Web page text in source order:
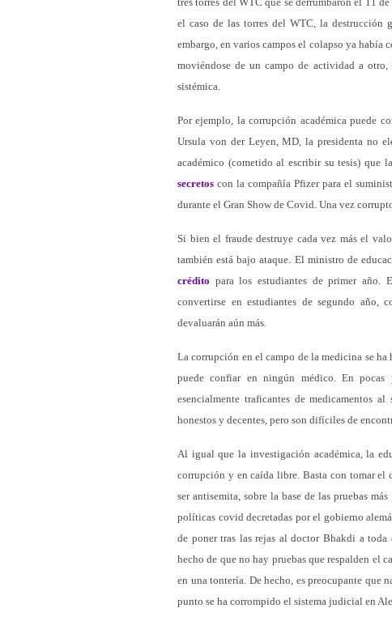
el caso de las torres del WTC, la destrucción
embargo, en varios campos el colapso ya había
moviéndose de un campo de actividad a
sistémica.
Por ejemplo, la corrupción académica puede
Ursula von der Leyen, MD, la presidenta no
académico (cometido al escribir su tesis) que
secretos con la compañía Pfizer para el
durante el Gran Show de Covid. Una vez
Si bien el fraude destruye cada vez más el
también está bajo ataque. El ministro de
crédito para los estudiantes de primer año.
convertirse en estudiantes de segundo
devaluarán aún más.
La corrupción en el campo de la medicina se
puede confiar en ningún médico. En pocas
esencialmente traficantes de medicamentos
honestos y decentes, pero son difíciles de
Al igual que la investigación académica, la
corrupción y en caída libre. Basta con tomar el
ser antisemita, sobre la base de las pruebas
políticas covid decretadas por el gobierno
de poner tras las rejas al doctor Bhakdi a toda
hecho de que no hay pruebas que respalden el
en una tontería. De hecho, es preocupante que
punto se ha corrompido el sistema judicial en